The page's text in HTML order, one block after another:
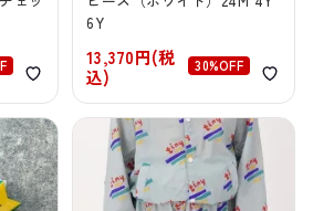
6Y
13,370円(税
込)
30%OFF